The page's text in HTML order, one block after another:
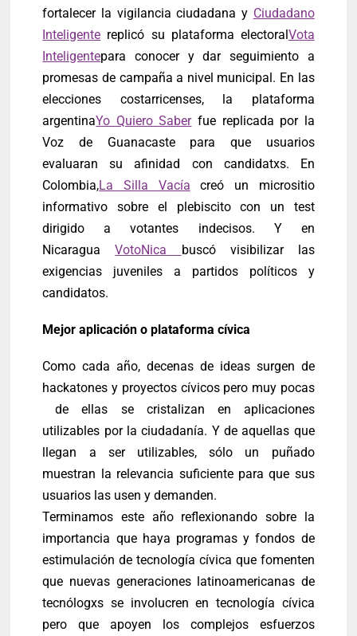
fortalecer la vigilancia ciudadana y Ciudadano
Inteligente replicó su plataforma electoralVota
Inteligentepara conocer y dar seguimiento a
promesas de campaña a nivel municipal. En las
elecciones costarricenses, la plataforma
argentinaYo Quiero Saberfue replicada por la
Voz de Guanacaste para que usuarios
evaluaran su afinidad con candidatxs. En
Colombia,La Silla Vacía creó un micrositio
informativo sobre el plebiscito con un test
dirigido a votantes indecisos. Y en
NicaraguaVotoNica buscó visibilizar las
exigencias juveniles a partidos políticos y
candidatos.
Mejor aplicación o plataforma cívica
Como cada año, decenas de ideas surgen de
hackatones y proyectos cívicos pero muy pocas
de ellas se cristalizan en aplicaciones
utilizables por la ciudadanía. Y de aquellas que
llegan a ser utilizables, sólo un puñado
muestran la relevancia suficiente para que sus
usuarios las usen y demanden.
Terminamos este año reflexionando sobre la
importancia que haya programas y fondos de
estimulación de tecnología cívica que fomenten
que nuevas generaciones latinoamericanas de
tecnólogxs se involucren en tecnología cívica
pero que apoyen los complejos esfuerzos